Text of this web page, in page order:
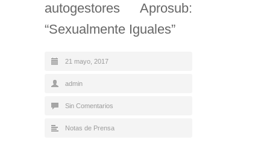
autogestores Aprosub:
“Sexualmente Iguales”
21 mayo, 2017
admin
Sin Comentarios
Notas de Prensa